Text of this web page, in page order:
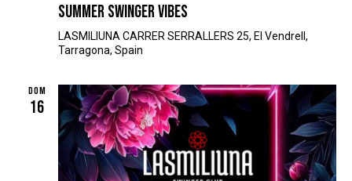
SUMMER SWINGER VIBES
LASMILIUNA CARRER SERRALLERS 25, El Vendrell,
Tarragona, Spain
DOM
16